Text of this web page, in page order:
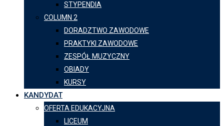
STYPENDIA
COLUMN 2
DORADZTWO ZAWODOWE
PRAKTYKI ZAWODOWE
ZESPÓŁ MUZYCZNY
OBIADY
KURSY
KANDYDAT
OFERTA EDUKACYJNA
LICEUM